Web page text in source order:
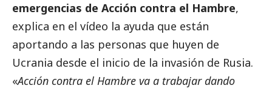
emergencias de Acción contra el Hambre,
explica en el vídeo la ayuda que están
aportando a las personas que huyen de
Ucrania desde el inicio de la invasión de Rusia.
«Acción contra el Hambre va a trabajar dando